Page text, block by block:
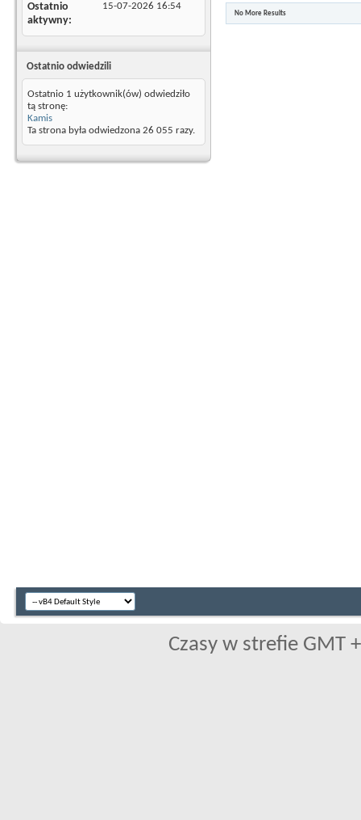
Ostatnio
aktywny
15-07-2026 16:54
Ostatnio odwiedzili
Ostatnio 1 użytkownik(ów) odwiedziło
tą stronę:
Kamis
Ta strona była odwiedzona 26 055 razy.
No More Results
Czasy w strefie GMT